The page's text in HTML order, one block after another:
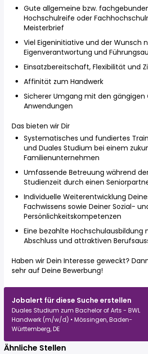
Gute allgemeine bzw.
Hochschulreife oder
Meisterbrief
Viel Eigeninitiative und der Wunsch
Eigenverantwortung und
Einsatzbereitschaft, Flexibilität und
Affinität zum Handwerk
Sicherer Umgang mit den
Anwendungen
Das bieten wir Dir
Systematisches und fundiertes
und Duales Studium bei einem
Familienunternehmen
Umfassende Betreuung während
Studienzeit durch einen
Individuelle Weiterentwicklung
Fachwissens sowie Deiner Sozial-
Persönlichkeitskompetenzen
Eine bezahlte Hochschulausbildung
Abschluss und attraktiven
Haben wir Dein Interesse geweckt?
sehr auf Deine Bewerbung!
Jobalert für diese Suche erstellen
Duales Studium zum Bachelor of Arts - BWL
Handwerk (m/w/d) • Mössingen, Baden-
Württemberg, DE
Ähnliche Stellen